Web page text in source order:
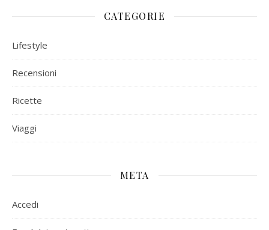
CATEGORIE
Lifestyle
Recensioni
Ricette
Viaggi
META
Accedi